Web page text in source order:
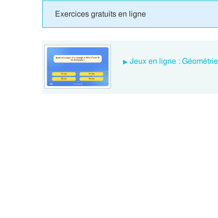
Exercices gratuits en ligne
Jeux en ligne :